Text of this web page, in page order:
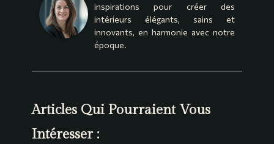
inspirations pour créer des
intérieurs élégants, sains et
innovants, en harmonie avec notre
époque.
Articles Qui Pourraient Vous
Intéresser :